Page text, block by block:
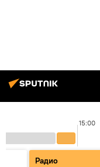
15:00
Радио